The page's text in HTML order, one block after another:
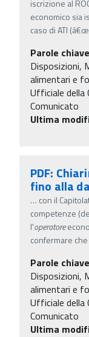
iscrizione al
economico sia
caso di ATI (â€œ
Parole chiave
Disposizioni,
alimentari e
Ufficiale della
Comunicato
Ultima
PDF:
fino alla
… con il
competenze
l'operatore
confermare
Parole chiave
Disposizioni,
alimentari e
Ufficiale della
Comunicato
Ultima